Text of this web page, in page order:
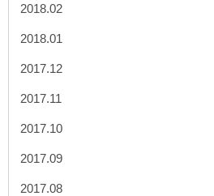
2018.02
2018.01
2017.12
2017.11
2017.10
2017.09
2017.08